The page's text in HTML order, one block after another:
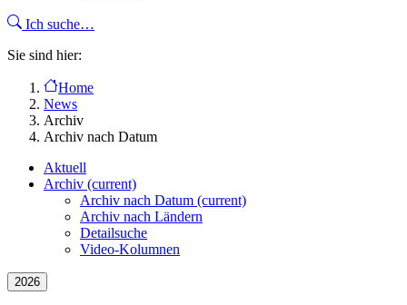
Ich suche…
Sie sind hier:
Home
News
Archiv
Archiv nach Datum
Aktuell
Archiv (current)
Archiv nach Datum (current)
Archiv nach Ländern
Detailsuche
Video-Kolumnen
2026